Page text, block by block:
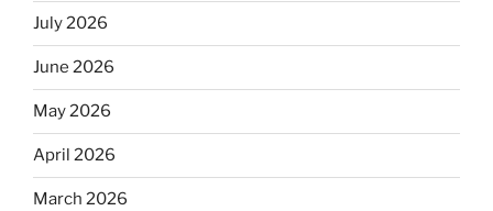
July 2026
June 2026
May 2026
April 2026
March 2026